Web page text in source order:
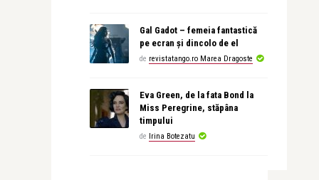
Gal Gadot – femeia fantastică
pe ecran și dincolo de el
de revistatango.ro Marea Dragoste
Eva Green, de la fata Bond la
Miss Peregrine, stăpâna
timpului
de Irina Botezatu